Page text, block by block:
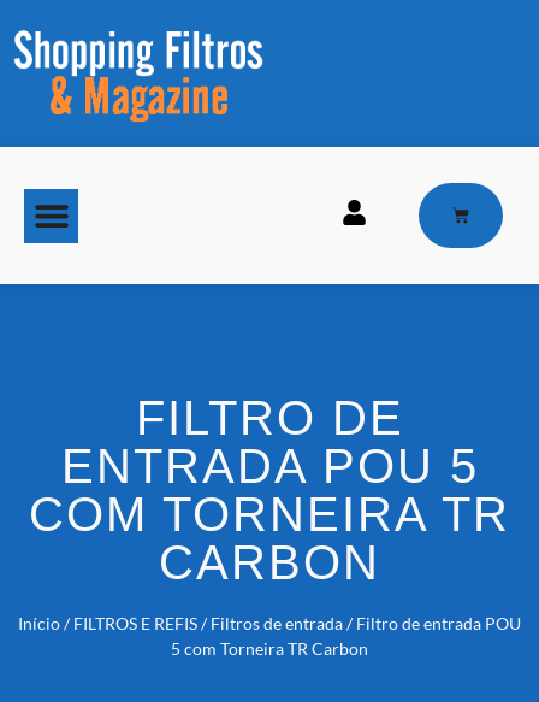
FILTRO DE
ENTRADA POU 5
COM TORNEIRA TR
CARBON
Início/FILTROS E REFIS/Filtros de entrada/ Filtro de entrada POU
5 com Torneira TR Carbon